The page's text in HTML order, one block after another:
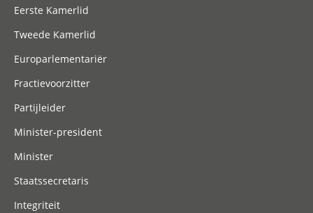
Eerste Kamerlid
Tweede Kamerlid
Europarlementariër
Fractievoorzitter
Partijleider
Minister-president
Minister
Staatssecretaris
Integriteit